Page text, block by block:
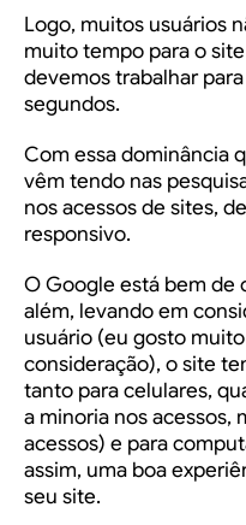
Logo, muitos usuários
muito tempo para o
devemos trabalhar
segundos.
Com essa dominância
vêm tendo nas
nos acessos de sites,
responsivo.
O Google está bem de
além, levando em
usuário (eu gosto
consideração), o site
tanto para celulares,
a minoria nos acessos,
acessos) e para
assim, uma boa
seu site.